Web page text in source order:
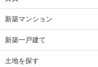
新築マンション
新築一戸建て
土地を探す